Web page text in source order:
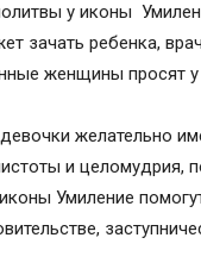
у иконы
зачать ребенка,
женщины просят
желательно
и целомудрия,
Умиление